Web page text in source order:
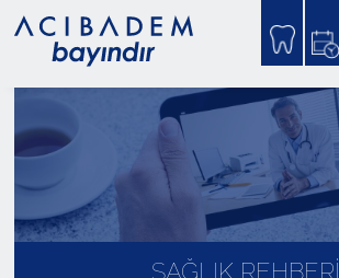
SAĞLIK REHBERİ